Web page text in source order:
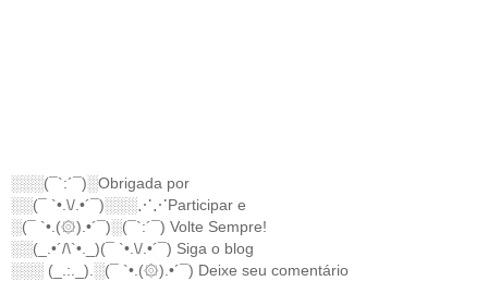
░░░(¯`:´¯)░Obrigada por
░░(¯ `•.\/.•´¯)░░░⋰⋰Participar e
░(¯ `•.(۞).•´¯)░(¯`:´¯) Volte Sempre!
░░(_.•´/\`•._)(¯ `•.\/.•´¯) Siga o blog
░░░ (_.:._).░(¯ `•.(۞).•´¯) Deixe seu comentário